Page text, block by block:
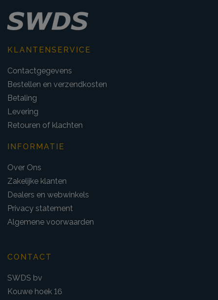
KLANTENSERVICE
Contactgegevens
Bestellen en verzendkosten
Betaling
Levering
Retouren of klachten
INFORMATIE
Over Ons
Zakelijke klanten
Dealers en webwinkels
Privacy statement
Algemene voorwaarden
CONTACT
SWDS bv
Kouwe hoek 16